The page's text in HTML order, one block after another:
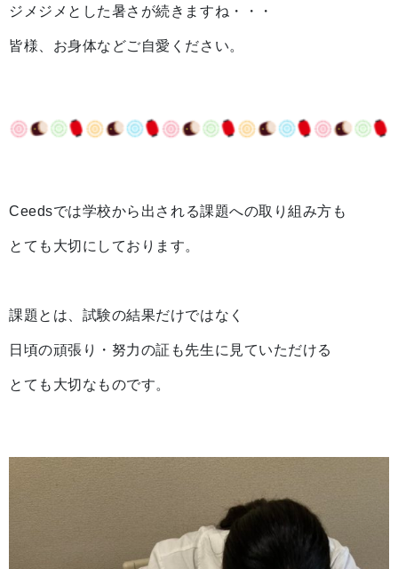
ジメジメとした暑さが続きますね・・・
皆様、お身体などご自愛ください。
Ceedsでは学校から出される課題への取り組み方も
とても大切にしております。
課題とは、試験の結果だけではなく
日頃の頑張り・努力の証も先生に見ていただける
とても大切なものです。